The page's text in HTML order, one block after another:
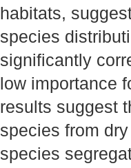
habitats,
species
significantly
low importance
results suggest
species from
species